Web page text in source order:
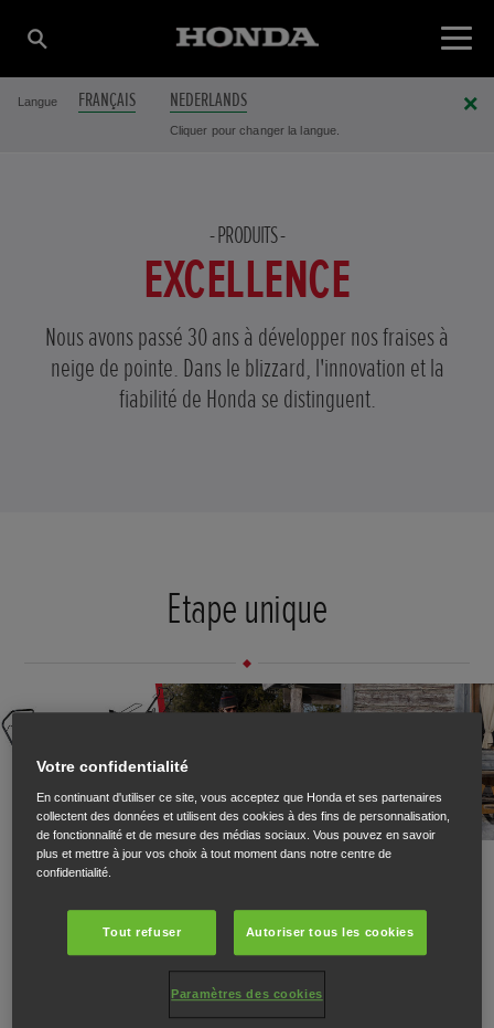
Langue FRANÇAIS NEDERLANDS
Cliquer pour changer la langue.
PRODUITS
EXCELLENCE
Nous avons passé 30 ans à développer nos fraises à
neige de pointe. Dans le blizzard, l'innovation et la
fiabilité de Honda se distinguent.
Etape unique
Des machines simples, compactes et performantes parfaites
pour votre jardin.
Votre confidentialité
En continuant d'utiliser ce site, vous acceptez que Honda et ses partenaires
collectent des données et utilisent des cookies à des fins de personnalisation,
de fonctionnalité et de mesure des médias sociaux. Vous pouvez en savoir
plus et mettre à jour vos choix à tout moment dans notre centre de
confidentialité.
Tout refuser Autoriser tous les cookies
Paramètres des cookies